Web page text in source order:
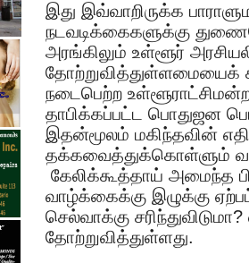
இது இவ்வாறிருக்க
நடவடிக்கைகளுக்கு
அரங்கிலும் உள்ளூர்
தோற்றுவித்துள்ளமையைக்
நடைபெற்ற
தாபிக்கப்பட்ட பொதுஜன
இதன்மூலம் மகிந்தவின்
தக்கவைத்துக்கொள்ளும்
கேலிக்கூத்தாய் அமைந்த
வாழ்க்கைக்கு இழுக்கு
செல்வாக்கு
தோற்றுவித்துள்ளது.